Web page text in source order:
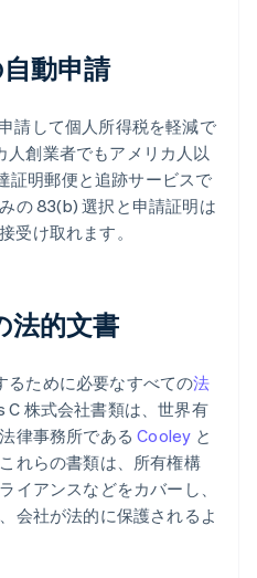
動申請
請して個人所得税を軽減で
人創業者でもアメリカ人以
証明郵便と追跡サービスで
の 83(b) 選択と申請証明は
受け取れます。
法的文書
るために必要なすべての法
C 株式会社書類は、世界有
律事務所であるCooley と
れらの書類は、所有権構
イアンスなどをカバーし、
会社が法的に保護されるよ